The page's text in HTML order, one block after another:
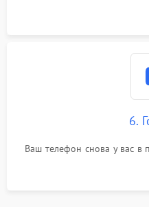
6.
Ваш телефон снова у вас в